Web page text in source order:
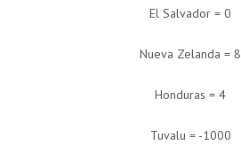
El Salvador = 0
Nueva Zelanda = 8
Honduras = 4
Tuvalu = -1000